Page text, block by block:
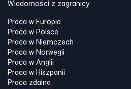
Wiadomości z zagranicy
Praca w Europie
Praca w Polsce
Praca w Niemczech
Praca w Norwegii
Praca w Anglii
Praca w Hiszpanii
Praca zdalna